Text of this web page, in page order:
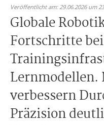
Veröffentlicht am: 29.06.2026 um
Globale
Fortschritte bei
Lernmodellen.
verbessern
Präzision